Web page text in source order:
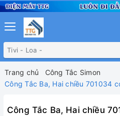
Trang chủ
Công Tắc Simon
Công Tắc Ba, Hai chiều 701034
Công Tắc Ba, Hai chiều